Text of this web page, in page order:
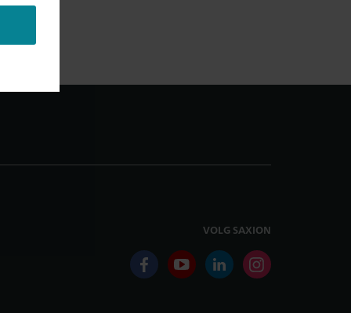
VOLG SAXION
facebookyoutubelinkedininstagram